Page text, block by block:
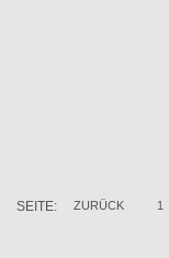
SEITE:
ZURÜCK 1